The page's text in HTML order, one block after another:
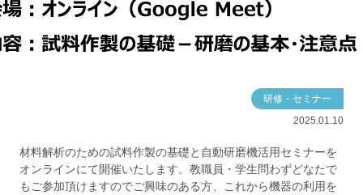
研修・セミナー
2025.01.10
材料解析のための試料作製の基礎と自動研磨機活用セミナーを
オンラインにて開催いたします。教職員・学生問わずどなたで
もご参加頂けますのでご興味のある方、これから機器の利用を